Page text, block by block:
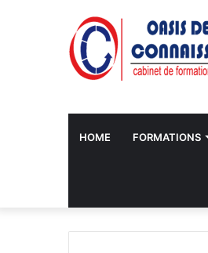
HOME FORMATIONS